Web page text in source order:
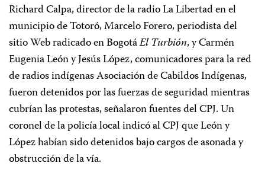
Richard Calpa, director de la radio La Libertad en el
municipio de Totoró, Marcelo Forero, periodista del
sitio Web radicado en BogotáEl Turbión, y Carmén
Eugenia León y Jesús López, comunicadores para la red
de radios indígenas Asociación de Cabildos Indígenas,
fueron detenidos por las fuerzas de seguridad mientras
cubrían las protestas, señalaron fuentes del CPJ. Un
coronel de la policía local indicó al CPJ que León y
López habían sido detenidos bajo cargos de asonada y
obstrucción de la vía.